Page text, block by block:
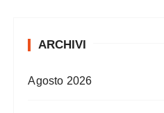
ARCHIVI
Agosto 2026